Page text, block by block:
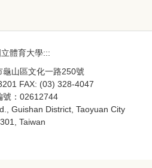
體育大學:::
山區文化一路250號
FAX: (03) 328-4047
號：02612744
Guishan District, Taoyuan City
Taiwan